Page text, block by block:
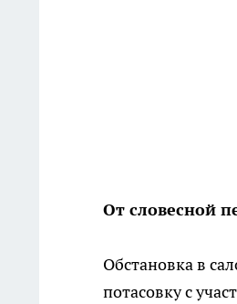
От словесной
Обстановка в
потасовку с